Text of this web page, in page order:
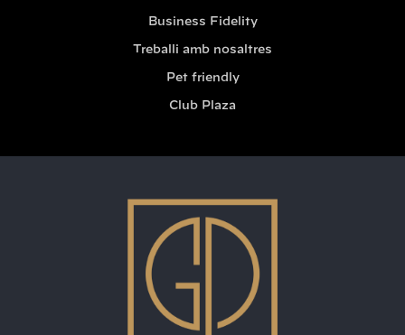
Business Fidelity
Treballi amb nosaltres
Pet friendly
Club Plaza